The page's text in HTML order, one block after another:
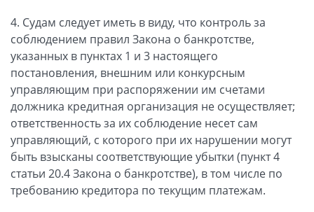
4. Судам следует иметь в виду, что контроль за
соблюдением правил Закона о банкротстве,
указанных в пунктах 1 и 3 настоящего
постановления, внешним или конкурсным
управляющим при распоряжении им счетами
должника кредитная организация не осуществляет;
ответственность за их соблюдение несет сам
управляющий, с которого при их нарушении могут
быть взысканы соответствующие убытки (пункт 4
статьи 20.4 Закона о банкротстве), в том числе по
требованию кредитора по текущим платежам.